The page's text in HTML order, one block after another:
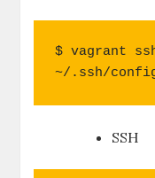
$ vagrant
~/.ssh/
SSH